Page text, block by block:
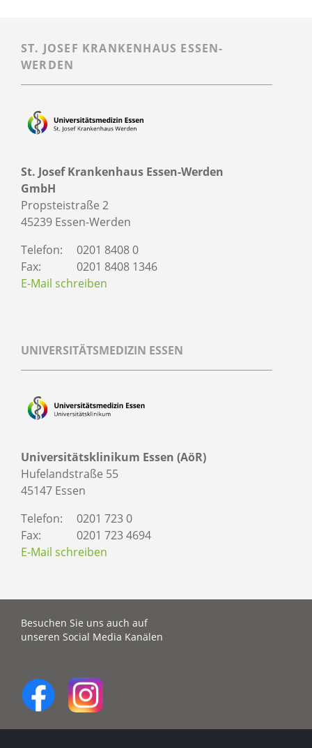
ST. JOSEF KRANKENHAUS ESSEN-
WERDEN
St. Josef Krankenhaus Essen-Werden
GmbH
Propsteistraße 2
45239 Essen-Werden
Telefon:
0201 8408 0
Fax:
0201 8408 1346
E-Mail schreiben
UNIVERSITÄTSMEDIZIN ESSEN
Universitätsklinikum Essen (AöR)
Hufelandstraße 55
45147 Essen
Telefon:
0201 723 0
Fax:
0201 723 4694
E-Mail schreiben
Besuchen Sie uns auch auf
unseren Social Media Kanälen